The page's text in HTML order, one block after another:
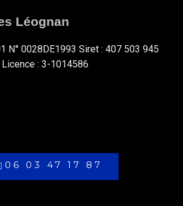
Léognan
N° 0028DE1993 Siret : 407 503 945
: 3-1014586
06 03 47 17 87